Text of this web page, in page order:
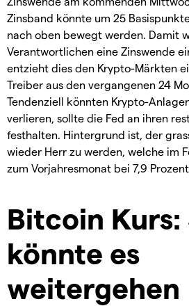
Zinsband könnte um 25
nach oben bewegt werden. Damit
Verantwortlichen eine Zinswende
entzieht dies den Krypto-Märkten
Treiber aus den vergangenen 24
Tendenziell könnten Krypto-
verlieren, sollte die Fed an ihren
festhalten. Hintergrund ist, der
wieder Herr zu werden, welche im
zum Vorjahresmonat bei 7,9
Bitcoin Kurs:
könnte es
weitergehen